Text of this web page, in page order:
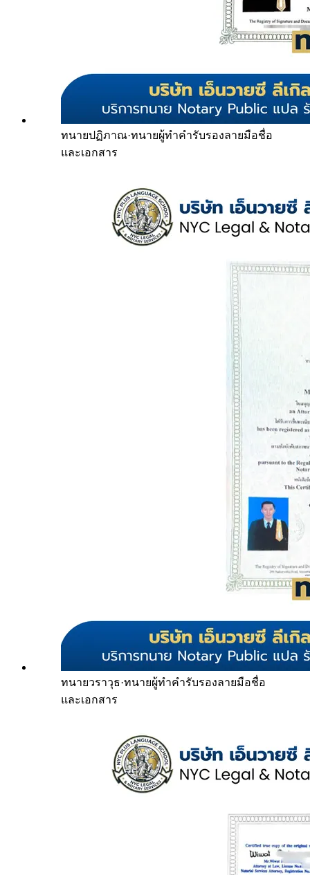
ทนายปฏิภาณ·ทนายผู้ทำคำรับรองลายมือชื่อ
และเอกสาร
ทนายวราวุธ·ทนายผู้ทำคำรับรองลายมือชื่อ
และเอกสาร